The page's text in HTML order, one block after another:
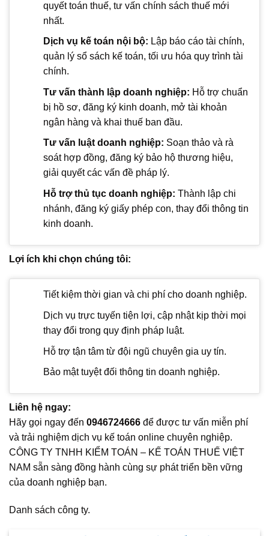
quyết toán thuế, tư vấn chính sách thuế mới
nhất.
Dịch vụ kế toán nội bộ: Lập báo cáo tài chính,
quản lý sổ sách kế toán, tối ưu hóa quy trình tài
chính.
Tư vấn thành lập doanh nghiệp: Hỗ trợ chuẩn
bị hồ sơ, đăng ký kinh doanh, mở tài khoản
ngân hàng và khai thuế ban đầu.
Tư vấn luật doanh nghiệp: Soạn thảo và rà
soát hợp đồng, đăng ký bảo hộ thương hiệu,
giải quyết các vấn đề pháp lý.
Hỗ trợ thủ tục doanh nghiệp: Thành lập chi
nhánh, đăng ký giấy phép con, thay đổi thông tin
kinh doanh.
Lợi ích khi chọn chúng tôi:
Tiết kiệm thời gian và chi phí cho doanh nghiệp.
Dịch vụ trực tuyến tiện lợi, cập nhật kịp thời mọi
thay đổi trong quy định pháp luật.
Hỗ trợ tận tâm từ đội ngũ chuyên gia uy tín.
Bảo mật tuyệt đối thông tin doanh nghiệp.
Liên hệ ngay:
Hãy gọi ngay đến 0946724666 để được tư vấn miễn phí
và trải nghiệm dịch vụ kế toán online chuyên nghiệp.
CÔNG TY TNHH KIỂM TOÁN – KẾ TOÁN THUẾ VIỆT
NAM sẵn sàng đồng hành cùng sự phát triển bền vững
của doanh nghiệp bạn.
Danh sách công ty.